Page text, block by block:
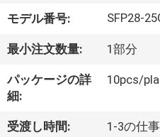
私
に
つ
モデル番号: SFP28-
最小注文数量: 1部分
パッケージの詳
細:
10pcs/
受渡し時間: 1-3の仕